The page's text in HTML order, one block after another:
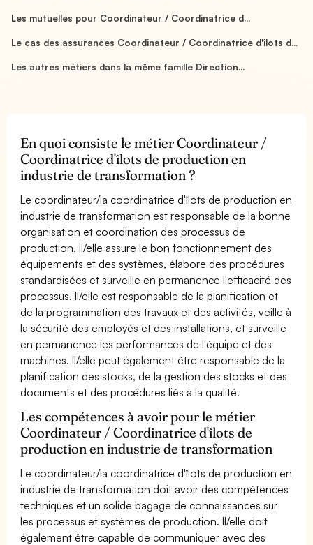
Les mutuelles pour Coordinateur / Coordinatrice d...
Le cas des assurances Coordinateur / Coordinatrice d'îlots d...
Les autres métiers dans la même famille Direction...
En quoi consiste le métier Coordinateur /
Coordinatrice d'îlots de production en
industrie de transformation ?
Le coordinateur/la coordinatrice d'îlots de production en
industrie de transformation est responsable de la bonne
organisation et coordination des processus de
production. Il/elle assure le bon fonctionnement des
équipements et des systèmes, élabore des procédures
standardisées et surveille en permanence l'efficacité des
processus. Il/elle est responsable de la planification et
de la programmation des travaux et des activités, veille à
la sécurité des employés et des installations, et surveille
en permanence les performances de l'équipe et des
machines. Il/elle peut également être responsable de la
planification des stocks, de la gestion des stocks et des
documents et des procédures liés à la qualité.
Les compétences à avoir pour le métier
Coordinateur / Coordinatrice d'îlots de
production en industrie de transformation
Le coordinateur/la coordinatrice d'îlots de production en
industrie de transformation doit avoir des compétences
techniques et un solide bagage de connaissances sur
les processus et systèmes de production. Il/elle doit
également être capable de communiquer avec des